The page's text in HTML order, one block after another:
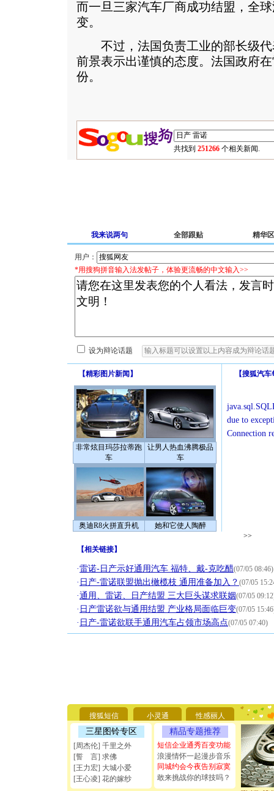
而一旦三家汽车厂商成功结盟，全
变。
不过，法国负责工业的部长级代
前景表示出谨慎的态度。法国政府
份。
共找到 251266 个相关新闻.
我来说两句 全部跟贴 精华区
用户：
*用搜狗拼音输入法发帖子，体验更流畅的中文输入>>
设为辩论话题
【精彩图片新闻 】
非常炫目玛莎拉蒂跑
车
让男人热血沸腾极品
车
奥迪R8火拼直升机 她和它使人陶醉
【搜狐汽车
due to
Connection
>>
【相关链接】
·雷诺-日产示好通用汽车 福特、戴-克吃醋(07/05 08:46)
· 日产-雷诺联盟抛出橄榄枝 通用准备加入？ (07/05
·通用、雷诺、日产结盟 三大巨头谋求联姻(07/05
· 日产雷诺欲与通用结盟 产业格局面临巨变(07/05
· 日产-雷诺欲联手通用汽车占领市场高点(07/05 07:40)
搜狐短信 小灵通 性感丽人
三星图铃专区
[周杰伦] 千里之外
[誓 言] 求佛
[王力宏] 大城小爱
[王心凌] 花的嫁纱
精品专题推荐
短信企业通秀百变功能
浪漫情怀一起漫步音乐
同城约会今夜告别寂寞
敢来挑战你的球技吗？
你太多，
要平安
[圣诞节]
能正大光
天都要快
[圣诞节]
如意,快
[元旦]看
断电。爱